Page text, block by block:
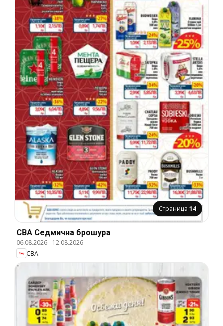
Страница 14
CBA Cедмична брошура
06.08.2026- 12.08.2026
CBA